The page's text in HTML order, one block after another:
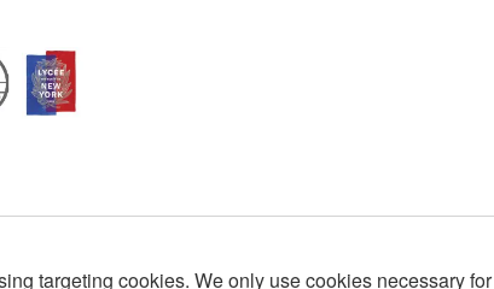
targeting cookies. We only use cookies necessary